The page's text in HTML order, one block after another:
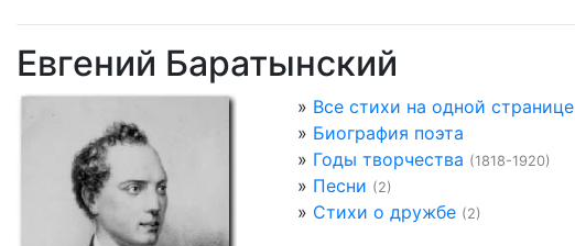
Евгений Баратынский
» Все стихи на одной странице
» Биография поэта
» Годы творчества (1818-1920)
» Песни (2)
» Стихи о дружбе (2)